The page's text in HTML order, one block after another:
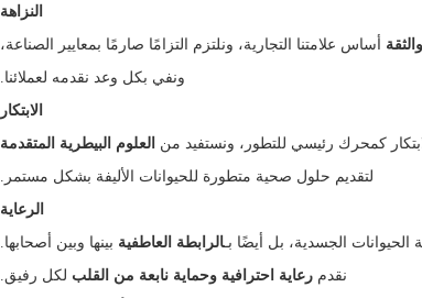
النزاهة
أساس علامتنا التجارية، ونلتزم التزامًا صارمًا بمعايير الصناعة،
ونفي بكل وعد نقدمه لعملائنا.
الابتكار
كمحرك رئيسي للتطور، ونستفيد من العلوم البيطرية المتقدمة
لتقديم حلول صحية متطورة للحيوانات الأليفة بشكل مستمر.
الرعاية
الجسدية، بل أيضًا بـالرابطة العاطفية بينها وبين أصحابها.
نقدمرعاية احترافية وحماية نابعة من القلب لكل رفيق.